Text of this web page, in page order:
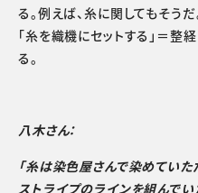
る。例えば、糸に関してもそう
「糸を織機にセットする」＝
る。
八木さん：
「糸は染色屋さんで染めてい
ストライプのラインを組んで